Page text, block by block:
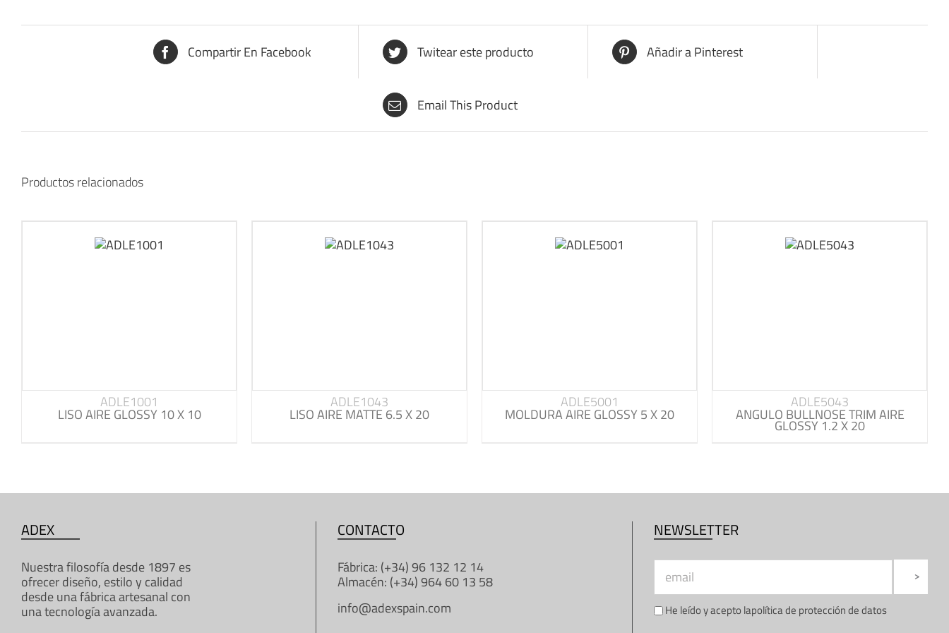
Compartir En Facebook Twitear este producto Añadir a Pinterest
Email This Product
Productos relacionados
ADLE1001
LISO AIRE GLOSSY 10 X 10
ADLE1043
LISO AIRE MATTE 6.5 X 20
ADLE5001
MOLDURA AIRE GLOSSY 5 X 20
ADLE5043
ANGULO BULLNOSE TRIM AIRE
GLOSSY 1.2 X 20
ADEX
Nuestra filosofía desde 1897 es
ofrecer diseño, estilo y calidad
desde una fábrica artesanal con
una tecnología avanzada.
CONTACTO
Fábrica: (+34) 96 132 12 14
Almacén: (+34) 964 60 13 58
info@adexspain.com
NEWSLETTER
He leído y acepto lapolítica de protección de datos